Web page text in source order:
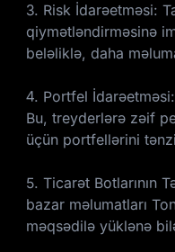
3. Risk İdarəetməsi:
qiymətləndirməsinə
beləliklə, daha
4. Portfel
Bu, treyderlərə zəif
üçün portfellərini
5. Ticarət Botlarının
bazar məlumatları
məqsədilə yüklənə